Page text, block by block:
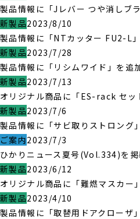
製品情報に「Jレバー つや消しブ
新製品2023/8/10
製品情報に「NTカッター FU2-L」
新製品2023/7/28
製品情報に「リシムワイド」を追
新製品2023/7/13
オリジナル商品に「ES-rack セッ
新製品2023/7/6
製品情報に「サビ取りストロング
ご案内2023/7/3
ひかりニュース夏号(Vol.334)を掲
新製品2023/6/12
オリジナル商品に「難燃マスカー
新製品2023/4/10
製品情報に「取替用ドアクローザ